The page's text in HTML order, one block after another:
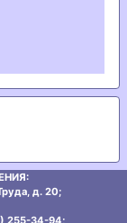
д. 20;
34-94;